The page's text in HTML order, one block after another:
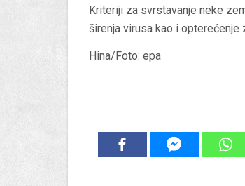
Kriteriji za svrstavanje neke
širenja virusa kao i
Hina/Foto: epa